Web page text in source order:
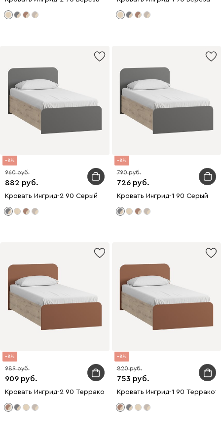
8
882
960
Кровать Ингрид-2 90 Серый
8
726
790
Кровать Ингрид-1 90 Серый
8
909
989
Кровать Ингрид-2 90 Терракотовый
8
753
820
Кровать Ингрид-1 90